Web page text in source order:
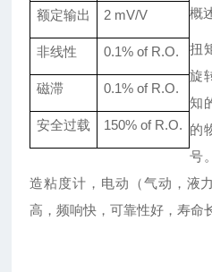
额定输出 2 mV/V
非线性 0.1% of R.O.
磁滞 0.1% of R.O.
安全过载 150% of R.O.
概
扭
旋
知
的
号
造粘度计，电动（气动，液
高，频响快，可靠性好，寿命